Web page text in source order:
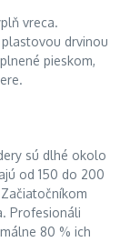
vreca.
drvinou
pieskom,
sú dlhé okolo
od 150 do 200
Profesionáli
80 % ich